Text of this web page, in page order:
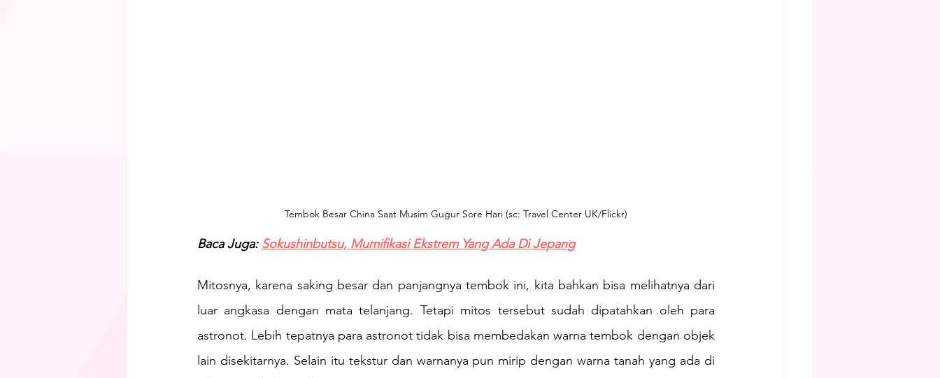
Tembok Besar China Saat Musim Gugur Sore Hari (sc: Travel Center UK/Flickr)
Baca Juga: Sokushinbutsu, Mumifikasi Ekstrem Yang Ada Di Jepang
Mitosnya, karena saking besar dan panjangnya tembok ini, kita bahkan bisa melihatnya dari
luar angkasa dengan mata telanjang. Tetapi mitos tersebut sudah dipatahkan oleh para
astronot. Lebih tepatnya para astronot tidak bisa membedakan warna tembok dengan objek
lain disekitarnya. Selain itu tekstur dan warnanya pun mirip dengan warna tanah yang ada di